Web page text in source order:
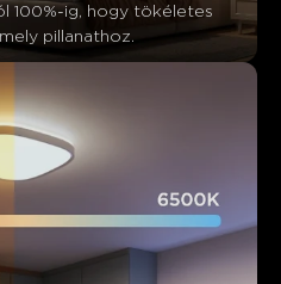
100%-ig, hogy tökéletes
pillanathoz.
szövegéből